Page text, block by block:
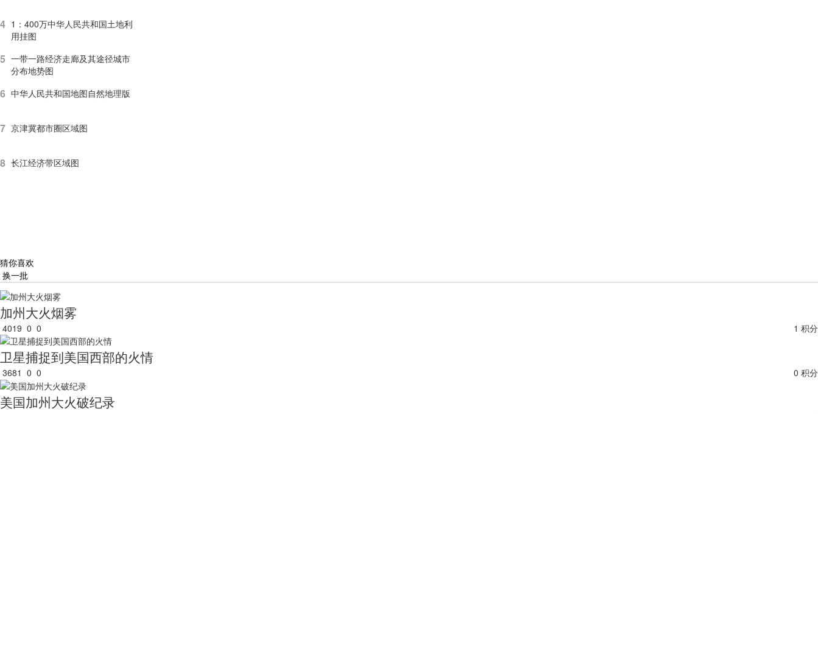
4 1：400万中华人民共和国土地利
用挂图
5 一带一路经济走廊及其途径城市
分布地势图
6 中华人民共和国地图自然地理版
7 京津冀都市圈区域图
8 长江经济带区域图
猜你喜欢
换一批
加州大火烟雾
4019 0 0 1 积分
卫星捕捉到美国西部的火情
3681 0 0 0 积分
美国加州大火破纪录
1 积分